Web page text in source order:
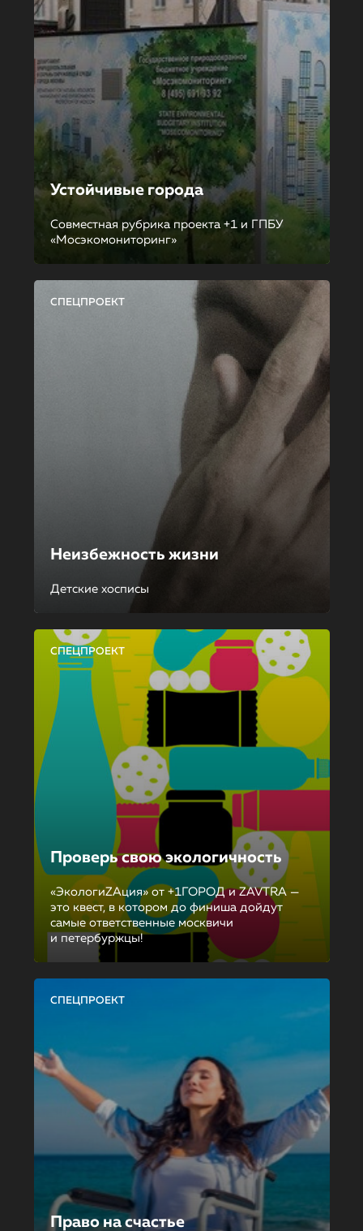
Устойчивые города
Совместная рубрика проекта +1 и ГПБУ
«Мосэкомониторинг»
СПЕЦПРОЕКТ
Неизбежность жизни
Детские хосписы
СПЕЦПРОЕКТ
Проверь свою экологичность
«ЭкологиZAция» от +1ГОРОД и ZAVTRA —
это квест, в котором до финиша дойдут
самые ответственные москвичи
и петербуржцы!
СПЕЦПРОЕКТ
Право на счастье